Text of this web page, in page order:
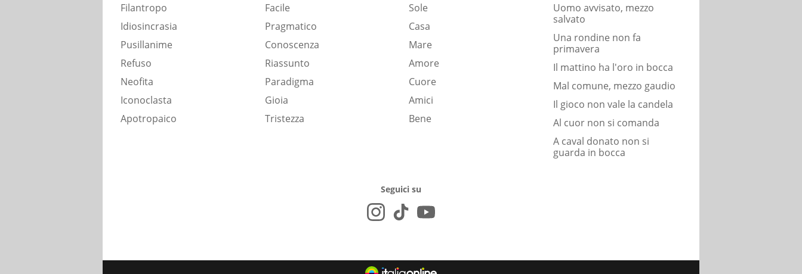
Filantropo
Idiosincrasia
Pusillanime
Refuso
Neofita
Iconoclasta
Apotropaico
Facile
Pragmatico
Conoscenza
Riassunto
Paradigma
Gioia
Tristezza
Sole
Casa
Mare
Amore
Cuore
Amici
Bene
Uomo avvisato, mezzo
salvato
Una rondine non fa
primavera
Il mattino ha l'oro in bocca
Mal comune, mezzo gaudio
Il gioco non vale la candela
Al cuor non si comanda
A caval donato non si
guarda in bocca
Seguici su